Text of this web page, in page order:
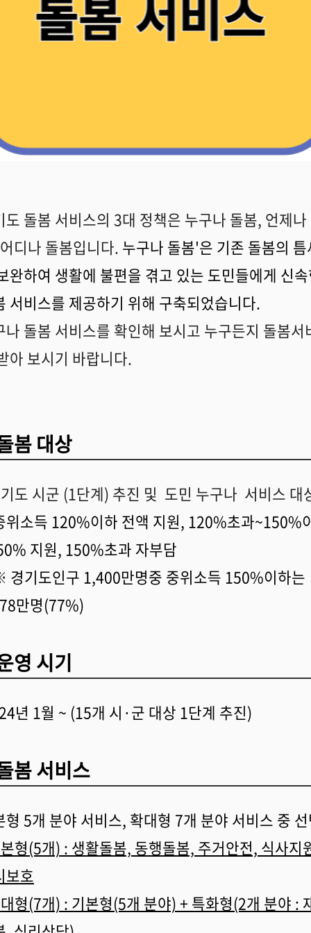
도 돌봄 서비스의 3대 정책은 누구나 돌봄, 언제나
디나 돌봄입니다. 누구나 돌봄'은 기존 돌봄의 틈
완하여 생활에 불편을 겪고 있는 도민들에게 신
서비스를 제공하기 위해 구축되었습니다.
나 돌봄 서비스를 확인해 보시고 누구든지 돌봄서
아 보시기 바랍니다.
봄 대상
도 시군 (1단계) 추진 및 도민 누구나 서비스 대
위소득 120%이하 전액 지원, 120%초과~150%
지원, 150%초과 자부담
경기도인구 1,400만명중 중위소득 150%이하는
만명(77%)
영 시기
년 1월 ~ (15개 시·군 대상 1단계 추진)
봄 서비스
형 5개 분야 서비스, 확대형 7개 분야 서비스 중
형(5개) : 생활돌봄, 동행돌봄, 주거안전, 식사지
보호
형(7개) : 기본형(5개 분야) + 특화형(2개 분야 :